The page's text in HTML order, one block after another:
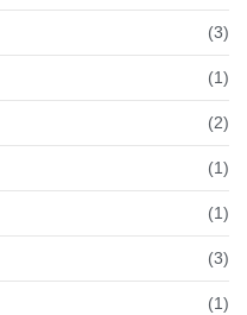
(3)
(1)
(2)
(1)
(1)
(3)
(1)